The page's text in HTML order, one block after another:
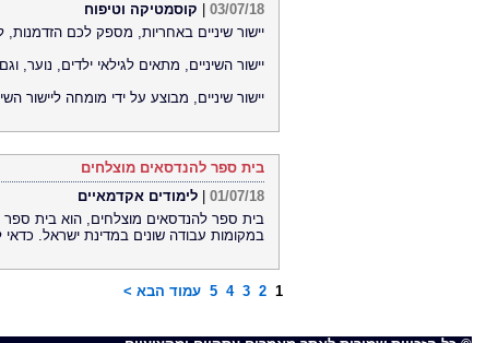
03/07/18
קוסמטיקה וטיפוח
יישור שיניים באחריות, מספק לכם הזדמנות,
יישור השיניים, מתאים לגילאי ילדים, נוער,
יישור שיניים, מבוצע על ידי מומחה ליישור
בית ספר להנדסאים מוצלחים
01/07/18
לימודים אקדמאיים
בית ספר להנדסאים מוצלחים, הוא בית
במקומות עבודה שונים במדינת ישראל.
1
2
3
4
5 עמוד הבא >